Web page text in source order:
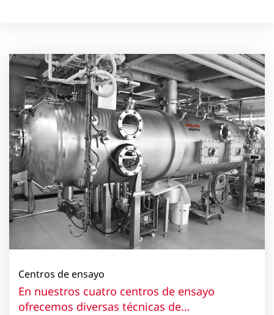
Centros de ensayo
En nuestros cuatro centros de ensayo
ofrecemos diversas técnicas de